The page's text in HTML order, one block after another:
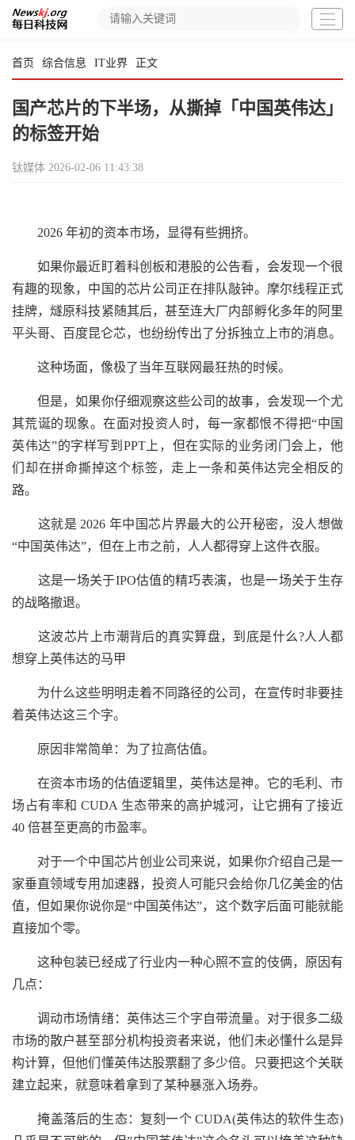
首页 综合信息 IT业界 正文
国产芯片的下半场，从撕掉「中国英伟达」
的标签开始
钛媒体 2026-02-06 11:43:38
2026 年初的资本市场，显得有些拥挤。
如果你最近盯着科创板和港股的公告看，会发现一个很
有趣的现象，中国的芯片公司正在排队敲钟。摩尔线程正式
挂牌，燧原科技紧随其后，甚至连大厂内部孵化多年的阿里
平头哥、百度昆仑芯，也纷纷传出了分拆独立上市的消息。
这种场面，像极了当年互联网最狂热的时候。
但是，如果你仔细观察这些公司的故事，会发现一个尤
其荒诞的现象。在面对投资人时，每一家都恨不得把“中国
英伟达”的字样写到PPT上，但在实际的业务闭门会上，他
们却在拼命撕掉这个标签，走上一条和英伟达完全相反的
路。
这就是 2026 年中国芯片界最大的公开秘密，没人想做
“中国英伟达”，但在上市之前，人人都得穿上这件衣服。
这是一场关于IPO估值的精巧表演，也是一场关于生存
的战略撤退。
这波芯片上市潮背后的真实算盘，到底是什么?人人都
想穿上英伟达的马甲
为什么这些明明走着不同路径的公司，在宣传时非要挂
着英伟达这三个字。
原因非常简单：为了拉高估值。
在资本市场的估值逻辑里，英伟达是神。它的毛利、市
场占有率和 CUDA 生态带来的高护城河，让它拥有了接近
40 倍甚至更高的市盈率。
对于一个中国芯片创业公司来说，如果你介绍自己是一
家垂直领域专用加速器，投资人可能只会给你几亿美金的估
值，但如果你说你是“中国英伟达”，这个数字后面可能就能
直接加个零。
这种包装已经成了行业内一种心照不宣的伎俩，原因有
几点：
调动市场情绪：英伟达三个字自带流量。对于很多二级
市场的散户甚至部分机构投资者来说，他们未必懂什么是异
构计算，但他们懂英伟达股票翻了多少倍。只要把这个关联
建立起来，就意味着拿到了某种暴涨入场券。
掩盖落后的生态：复刻一个 CUDA(英伟达的软件生态)